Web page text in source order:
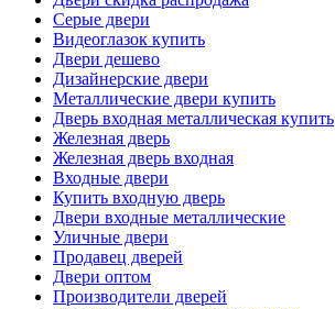
Серые двери
Видеоглазок купить
Двери дешево
Дизайнерские двери
Металлические двери купить
Дверь входная металлическая купить
Железная дверь
Железная дверь входная
Входные двери
Купить входную дверь
Двери входные металлические
Уличные двери
Продавец дверей
Двери оптом
Производители дверей